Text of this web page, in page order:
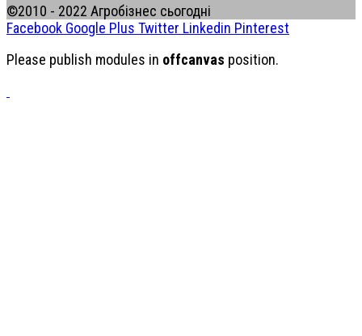
©2010 - 2022 Агробізнес сьогодні
Facebook Google Plus Twitter Linkedin Pinterest
Please publish modules in offcanvas position.